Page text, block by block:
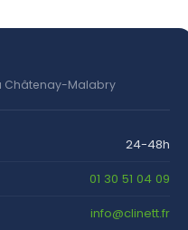
Châtenay-Malabry
24-48h
01 30 51 04 09
info@clinett.fr